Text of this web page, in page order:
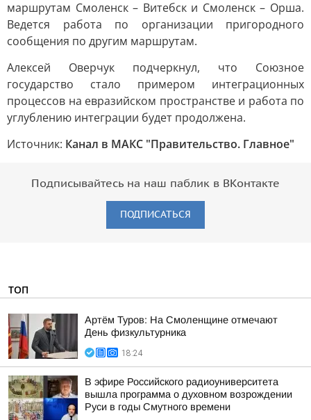
маршрутам Смоленск – Витебск и Смоленск – Орша.
Ведется работа по организации пригородного
сообщения по другим маршрутам.
Алексей Оверчук подчеркнул, что Союзное
государство стало примером интеграционных
процессов на евразийском пространстве и работа по
углублению интеграции будет продолжена.
Источник: Канал в МАКС "Правительство. Главное"
Подписывайтесь на наш паблик в ВКонтакте
ПОДПИСАТЬСЯ
ТОП
Артём Туров: На Смоленщине отмечают
День физкультурника
18:24
В эфире Российского радиоуниверситета
вышла программа о духовном возрождении
Руси в годы Смутного времени